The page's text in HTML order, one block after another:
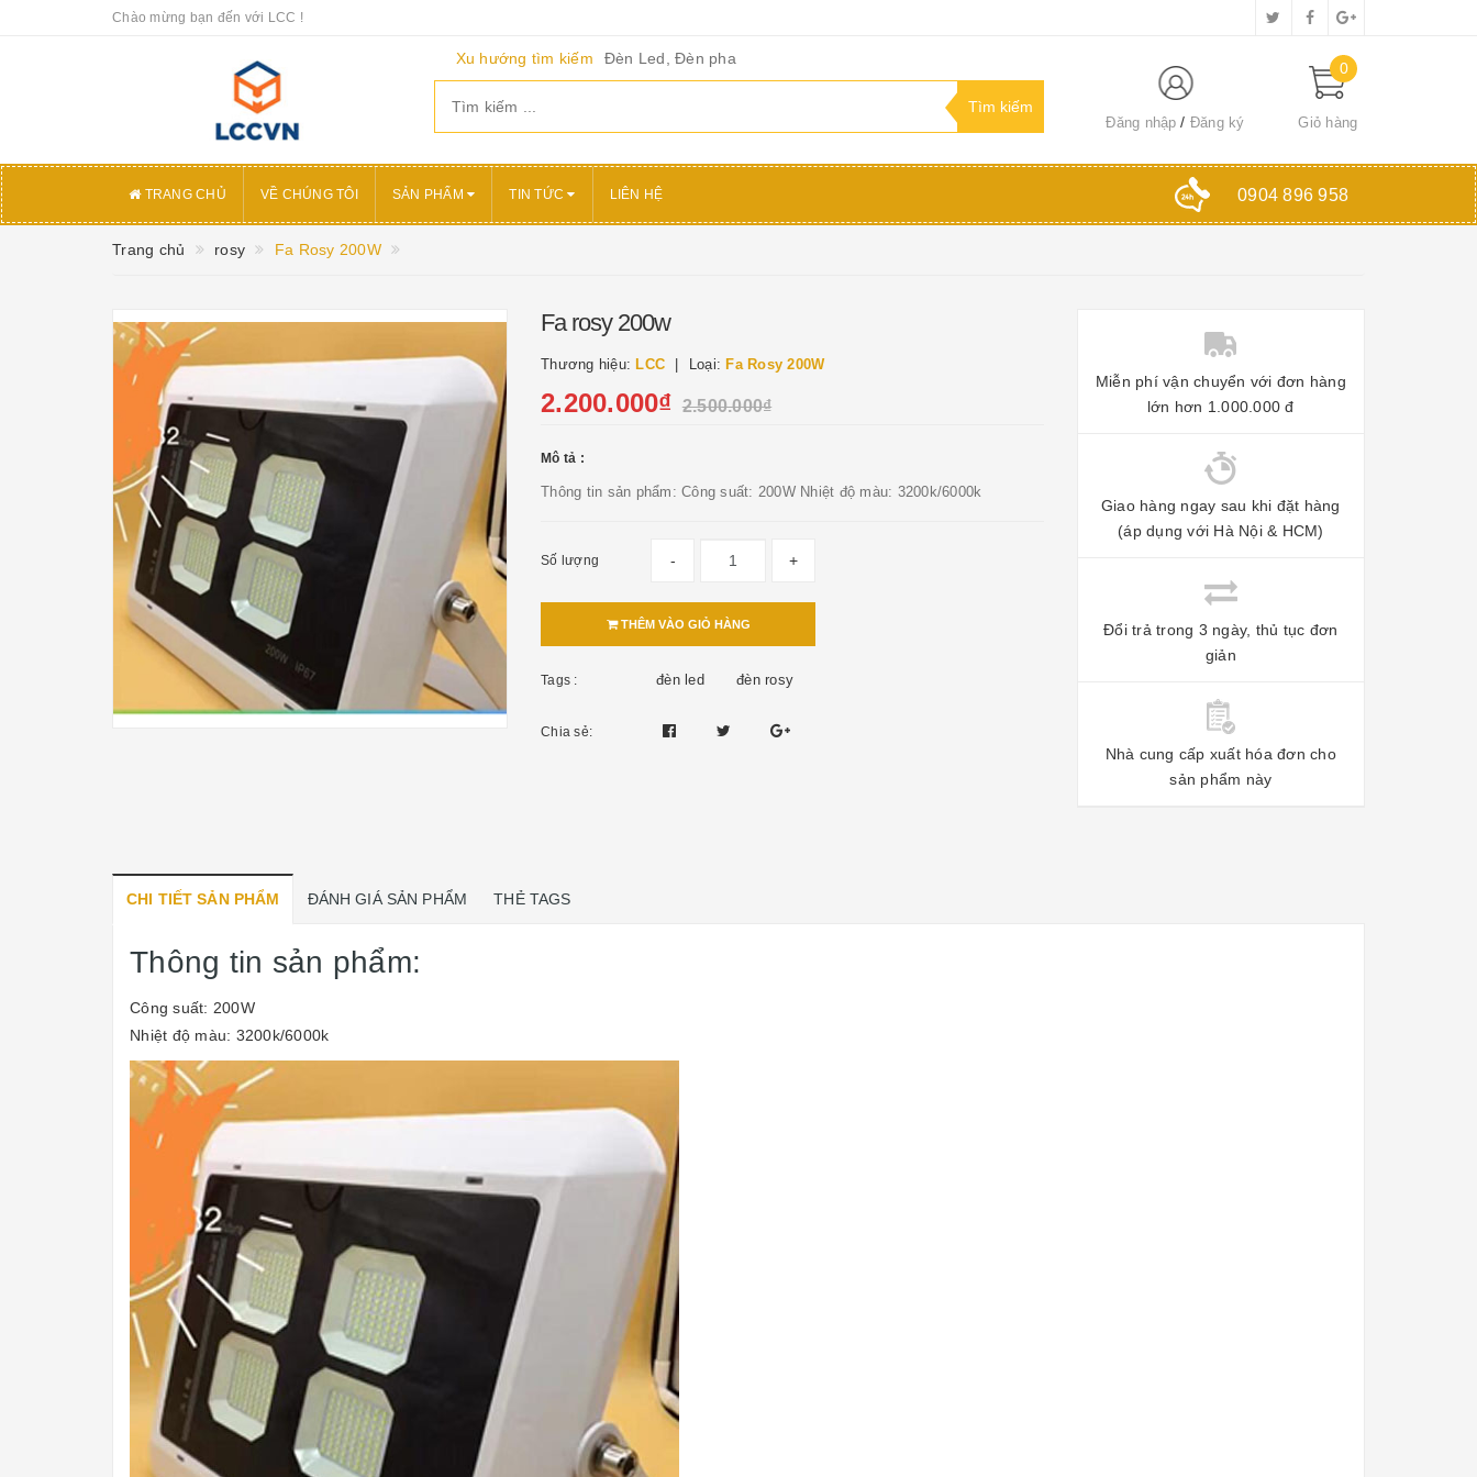
Chào mừng bạn đến với LCC !
Xu hướng tìm kiếm Đèn Led, Đèn pha
Đăng nhập Đăng ký
0
Giỏ hàng
TRANG CHỦ VỀ CHÚNG TÔI SẢN PHẨM TIN TỨC LIÊN HỆ 0904 896 958
Trang chủ rosy Fa Rosy 200W
Fa rosy 200w
Thương hiệu: LCC Loại: Fa Rosy 200W
2.200.000₫ 2.500.000₫
Mô tả :
Thông tin sản phẩm: Công suất: 200W Nhiệt độ màu: 3200k/6000k
Số lượng - +
THÊM VÀO GIỎ HÀNG
Tags : đèn led đèn rosy
Chia sẻ:
Miễn phí vận chuyển với đơn hàng
lớn hơn 1.000.000 đ
Giao hàng ngay sau khi đặt hàng
(áp dụng với Hà Nội & HCM)
Đổi trả trong 3 ngày, thủ tục đơn
giản
Nhà cung cấp xuất hóa đơn cho
sản phẩm này
CHI TIẾT SẢN PHẨM ĐÁNH GIÁ SẢN PHẨM THẺ TAGS
Thông tin sản phẩm:
Công suất: 200W
Nhiệt độ màu: 3200k/6000k